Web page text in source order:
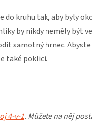
kruhu tak, aby byly
by nikdy neměly být
samotný hrnec.
také poklici.
4-v-1. Můžete na něj